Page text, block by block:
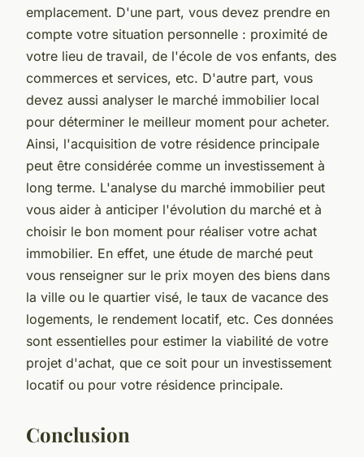
emplacement. D'une part, vous devez prendre en
compte votre situation personnelle : proximité de
votre lieu de travail, de l'école de vos enfants, des
commerces et services, etc. D'autre part, vous
devez aussi analyser le marché immobilier local
pour déterminer le meilleur moment pour acheter.
Ainsi, l'acquisition de votre résidence principale
peut être considérée comme un investissement à
long terme. L'analyse du marché immobilier peut
vous aider à anticiper l'évolution du marché et à
choisir le bon moment pour réaliser votre achat
immobilier. En effet, une étude de marché peut
vous renseigner sur le prix moyen des biens dans
la ville ou le quartier visé, le taux de vacance des
logements, le rendement locatif, etc. Ces données
sont essentielles pour estimer la viabilité de votre
projet d'achat, que ce soit pour un investissement
locatif ou pour votre résidence principale.
Conclusion